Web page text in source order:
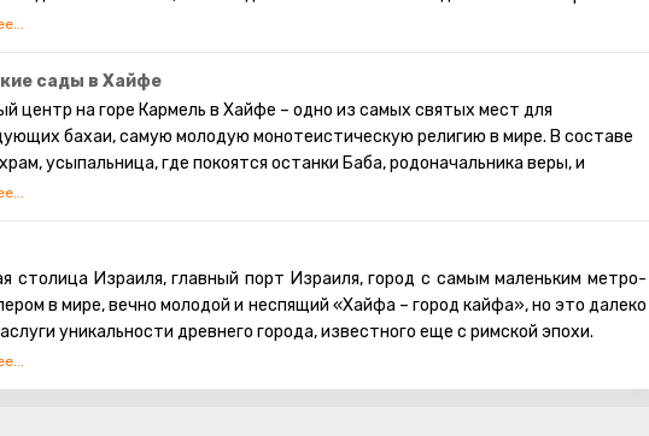
направлении. Памятники прошлого и настоящего смешались здесь
порт, и крепости крестоносцев, и турецкие бани (хамамы), и мечети и
сад, построенный при крестоносцах. И среди всего исторического
трудно выделить что-то одно. Город хранит в себе тайну тамплиеров,
правителей и завоевателей, Акко уже на протяжении более пяти
сады в Хайфе
центр на горе Кармель в Хайфе – одно из самых святых мест для
бахаи, самую молодую монотеистическую религию в мире. В составе
усыпальница, где покоятся останки Баба, родоначальника веры, и
сады.
представляет собой внушительную постройку, увенчанную золоченым
Она снабжена подсветкой. Благодаря ей купол ночью подсвечивается, но
кажется, будто источник сияния находится внутри него.
покрывают склон горы Кармель. Всего их двенадцать. Увидев это
столица Израиля, главный порт Израиля, город с самым маленьким метро-
в мире, вечно молодой и неспящий «Хайфа – город кайфа», но это далеко
уникальности древнего города, известного еще с римской эпохи.
туристов лицезреть самое настоящее чудо – Бахайский храм.